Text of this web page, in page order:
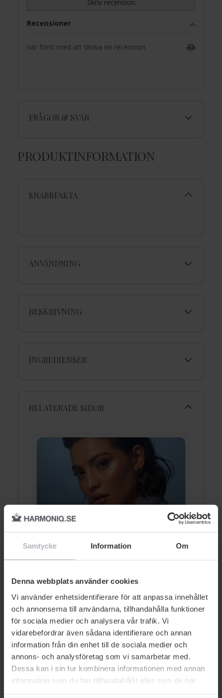
Samtycke Information Om
Denna webbplats använder cookies
Vi använder enhetsidentifierare för att anpassa innehållet
och annonserna till användarna, tillhandahålla funktioner
för sociala medier och analysera vår trafik. Vi
vidarebefordrar även sådana identifierare och annan
information från din enhet till de sociala medier och
annons- och analysföretag som vi samarbetar med.
Dessa kan i sin tur kombinera informationen med annan
information som du har tillhandahållit eller som de har
Skriv recension
Recensioner
Var först med att skriva en recension
FRÅGOR & SVAR
PRODUKTINFORMATION
SNABBFAKTA
ANVÄNDNING
BESKRIVNING
INGREDIENSER
RELATERADE SIDOR
Contour & Highlight
HIGHLIGHTER
AUKTORISERAD ÅTERFÖRSÄLJARE